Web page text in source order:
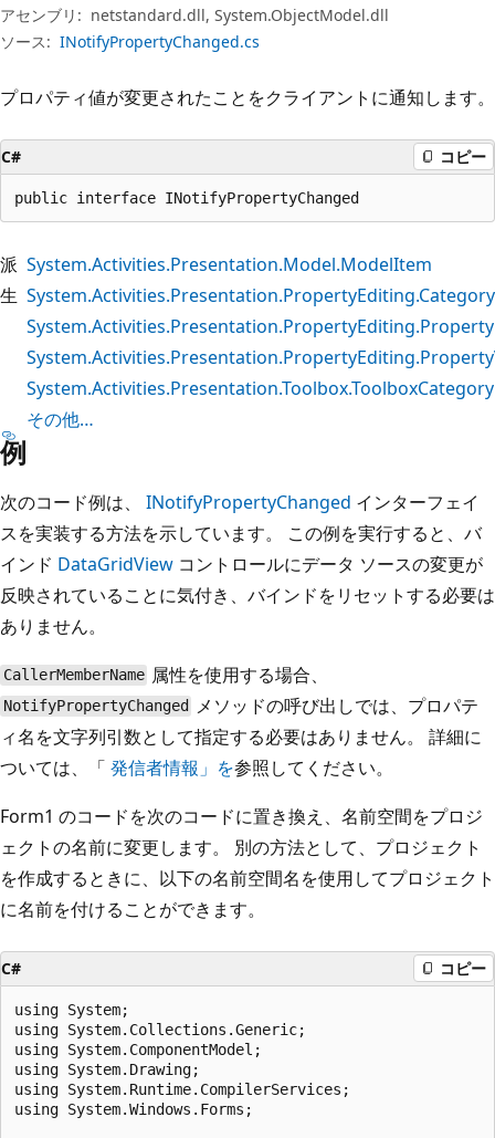
アセンブリ: netstandard.dll, System.ObjectModel.dll
ソース: INotifyPropertyChanged.cs
プロパティ値が変更されたことをクライアントに通知します。
C# コピー
public interface INotifyPropertyChanged
派
生
System.Activities.Presentation.Model.ModelItem
System.Activities.Presentation.Toolbox.ToolboxCategory
その他…
例
次のコード例は、 INotifyPropertyChanged インターフェイ
スを実装する方法を示しています。 この例を実行すると、バ
インド DataGridView コントロールにデータ ソースの変更が
反映されていることに気付き、バインドをリセットする必要は
ありません。
CallerMemberName 属性を使用する場合、
NotifyPropertyChanged
メソッドの呼び出しでは、プロパテ
ィ名を文字列引数として指定する必要はありません。 詳細に
ついては、「 発信者情報」を参照してください。
Form1 のコードを次のコードに置き換え、名前空間をプロジ
ェクトの名前に変更します。 別の方法として、プロジェクト
を作成するときに、以下の名前空間名を使用してプロジェクト
に名前を付けることができます。
C# コピー
using System;
using System.Collections.Generic;
using System.ComponentModel;
using System.Drawing;
using System.Runtime.CompilerServices;
using System.Windows.Forms;